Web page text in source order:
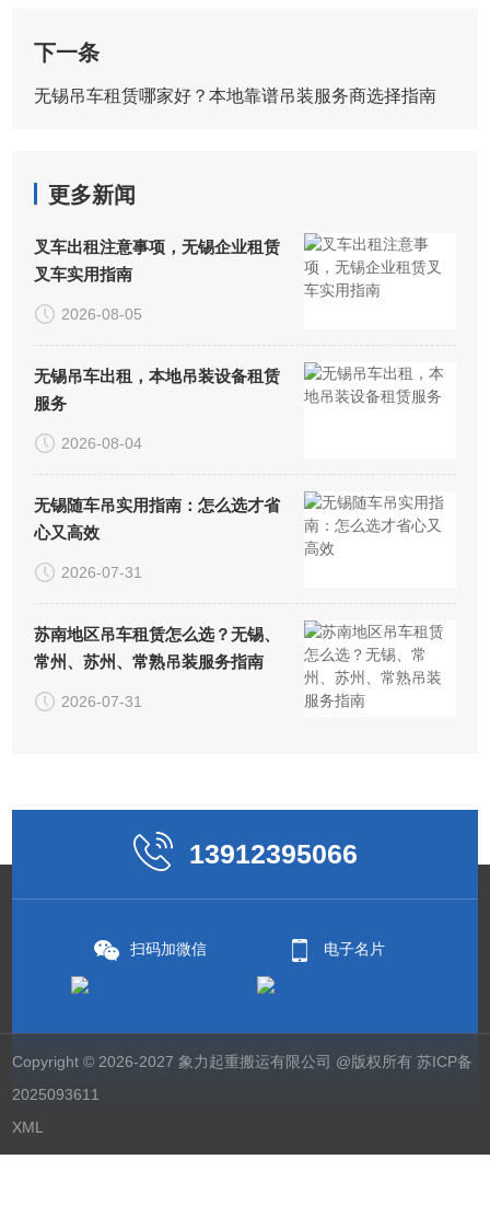
下一条
无锡吊车租赁哪家好？本地靠谱吊装服务商选择指南
更多新闻
叉车出租注意事项，无锡企业租赁
叉车实用指南
2026-08-05
无锡吊车出租，本地吊装设备租赁
服务
2026-08-04
无锡随车吊实用指南：怎么选才省
心又高效
2026-07-31
苏南地区吊车租赁怎么选？无锡、
常州、苏州、常熟吊装服务指南
2026-07-31
13912395066
扫码加微信 电子名片
Copyright © 2026-2027 象力起重搬运有限公司 @版权所有苏ICP备
2025093611
XML